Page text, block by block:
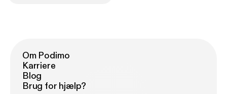
Om Podimo
Karriere
Blog
Brug for hjælp?